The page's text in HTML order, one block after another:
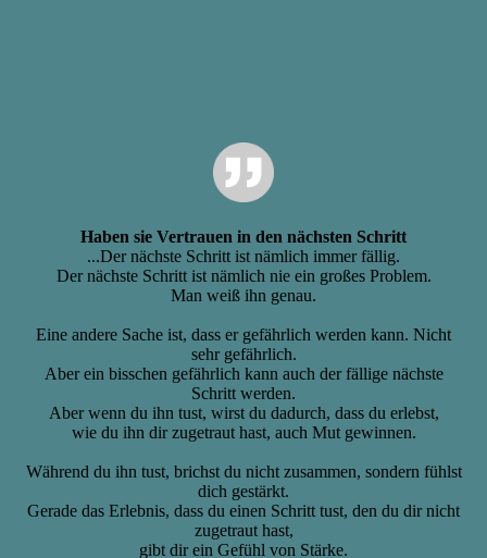
Haben sie Vertrauen in den nächsten Schritt
...Der nächste Schritt ist nämlich immer fällig.
Der nächste Schritt ist nämlich nie ein großes Problem.
Man weiß ihn genau.
Eine andere Sache ist, dass er gefährlich werden kann. Nicht
sehr gefährlich.
Aber ein bisschen gefährlich kann auch der fällige nächste
Schritt werden.
Aber wenn du ihn tust, wirst du dadurch, dass du erlebst,
wie du ihn dir zugetraut hast, auch Mut gewinnen.
Während du ihn tust, brichst du nicht zusammen, sondern fühlst
dich gestärkt.
Gerade das Erlebnis, dass du einen Schritt tust, den du dir nicht
zugetraut hast,
gibt dir ein Gefühl von Stärke.